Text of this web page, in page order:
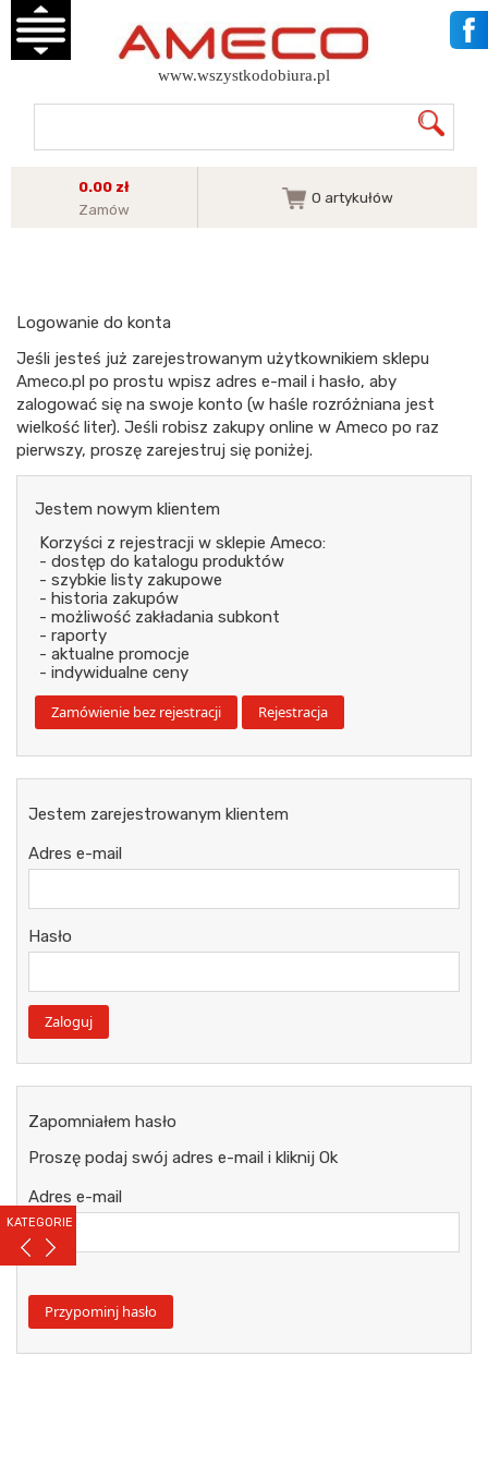
KATEGORIE
www.wszystkodobiura.pl
0.00 zł
Zamów
0 artykułów
Logowanie do konta
Jeśli jesteś już zarejestrowanym użytkownikiem sklepu
Ameco.pl po prostu wpisz adres e-mail i hasło, aby
zalogować się na swoje konto (w haśle rozróżniana jest
wielkość liter). Jeśli robisz zakupy online w Ameco po raz
pierwszy, proszę zarejestruj się poniżej.
Jestem nowym klientem
Korzyści z rejestracji w sklepie Ameco:
- dostęp do katalogu produktów
- szybkie listy zakupowe
- historia zakupów
- możliwość zakładania subkont
- raporty
- aktualne promocje
- indywidualne ceny
Jestem zarejestrowanym klientem
Adres e-mail
Hasło
Zapomniałem hasło
Proszę podaj swój adres e-mail i kliknij Ok
Adres e-mail